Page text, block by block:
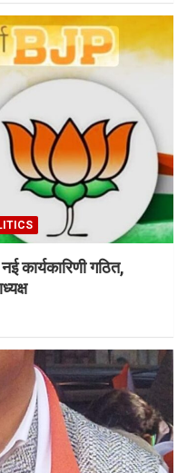
कार्यकारिणी गठित,